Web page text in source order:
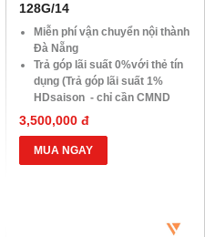
128G/14
Miễn phí vận chuyển nội thành
Đà Nẵng
Trả góp lãi suất 0%với thẻ tín
dụng (Trả góp lãi suất 1%
HDsaison - chỉ cần CMND
BLX hoặc hộ khẩu gốc )
Giảm 20%khi nâng cấp Ram-
SSD
Giảm giá trực tiếp đối với
3,500,000 đ
MUA NGAY